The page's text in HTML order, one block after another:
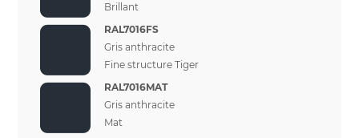
Brillant
RAL7016FS
Gris anthracite
Fine structure Tiger
RAL7016MAT
Gris anthracite
Mat